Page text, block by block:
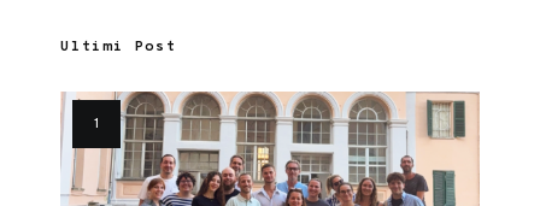
Ultimi Post